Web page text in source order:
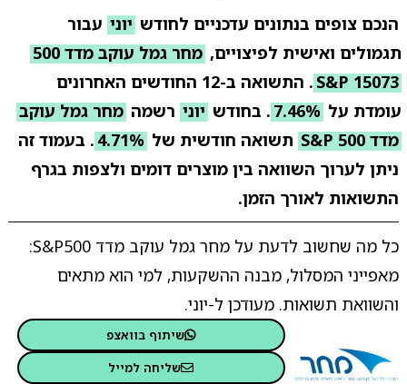
הנכם צופים בנתונים עדכניים לחודש יוני עבור
תגמולים ואישית לפיצויים,
מחר גמל עוקב מדד 500
S&P 15073
. התשואה ב-12 החודשים האחרונים
עומדת על 7.46% . בחודש יוני רשמה מחר גמל עוקב
מדד 500 S&P
תשואה חודשית של 4.71% . בעמוד זה
ניתן לערוך השוואה בין מוצרים דומים ולצפות בגרף
התשואות לאורך הזמן.
כל מה שחשוב לדעת על מחר גמל עוקב מדד S&P500:
מאפייני המסלול, מבנה ההשקעות, למי הוא מתאים
והשוואת תשואות. מעודכן ל-יוני.
שיתוף בוואצפ
שליחה למייל